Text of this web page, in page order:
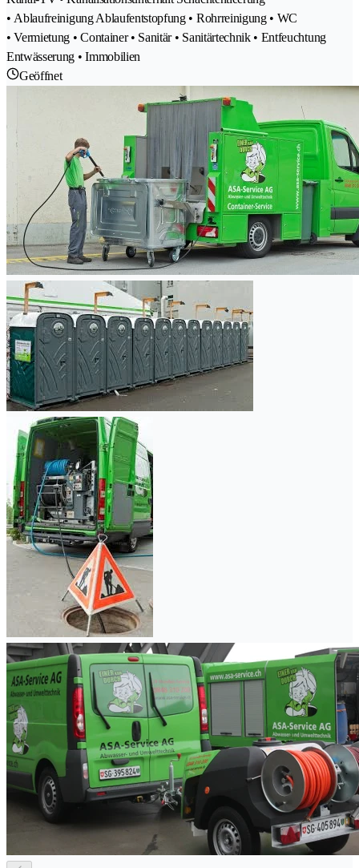
• Ablaufreinigung Ablaufentstopfung • Rohrreinigung • WC
• Vermietung • Container • Sanitär • Sanitärtechnik • Entfeuchtung
Entwässerung • Immobilien
Geöffnet